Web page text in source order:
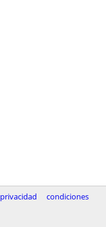
privacidad
condiciones